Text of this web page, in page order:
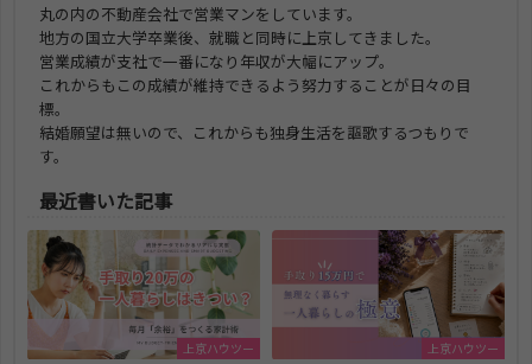
丸の内の不動産会社で営業マンをしています。
地方の国立大学卒業後、就職と同時に上京してきました。
営業成績が支社で一番になり年収が大幅にアップ。
これからもこの成績が維持できるよう努力することが日々の目
標。
結婚願望は無いので、これからも独身生活を謳歌するつもりで
す。
最近書いた記事
上京ハウツー 上京ハウツー